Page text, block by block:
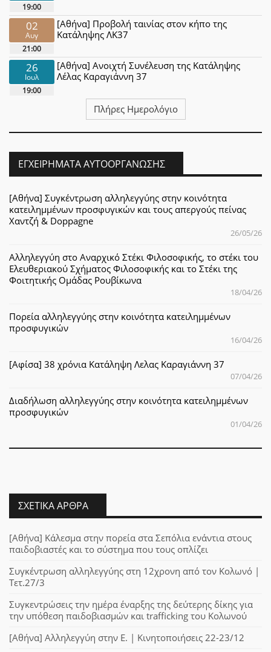
19:00
02
Αυγ
21:00
[Αθήνα] Προβολή ταινίας στον κήπο της
Κατάληψης ΛΚ37
26
Ιουλ
19:00
[Αθήνα] Ανοιχτή Συνέλευση της Κατάληψης
Λέλας Καραγιάννη 37
Πλήρες Ημερολόγιο
ΕΓΧΕΙΡΉΜΑΤΑ ΑΥΤΟΟΡΓΆΝΩΣΗΣ
[Αθήνα] Συγκέντρωση αλληλεγγύης στην κοινότητα
κατειλημμένων προσφυγικών και τους απεργούς πείνας
Χαντζή & Doppagne
26/05/26
Αλληλεγγύη στο Αναρχικό Στέκι Φιλοσοφικής, το στέκι του
Ελευθεριακού Σχήματος Φιλοσοφικής και το Στέκι της
Φοιτητικής Ομάδας Ρουβίκωνα
18/04/26
Πορεία αλληλεγγύης στην κοινότητα κατειλημμένων
προσφυγικών
16/04/26
[Αφίσα] 38 χρόνια Κατάληψη Λελας Καραγιάννη 37
07/04/26
Διαδήλωση αλληλεγγύης στην κοινότητα κατειλημμένων
προσφυγικών
01/04/26
ΣΧΕΤΙΚΆ ΆΡΘΡΑ
[Αθήνα] Κάλεσμα στην πορεία στα Σεπόλια ενάντια στους
παιδοβιαστές και το σύστημα που τους οπλίζει
Συγκέντρωση αλληλεγγύης στη 12χρονη από τον Κολωνό |
Τετ.27/3
Συγκεντρώσεις την ημέρα έναρξης της δεύτερης δίκης για
την υπόθεση παιδοβιασμών και trafficking του Κολωνού
[Αθήνα] Αλληλεγγύη στην Ε. | Κινητοποιήσεις 22-23/12